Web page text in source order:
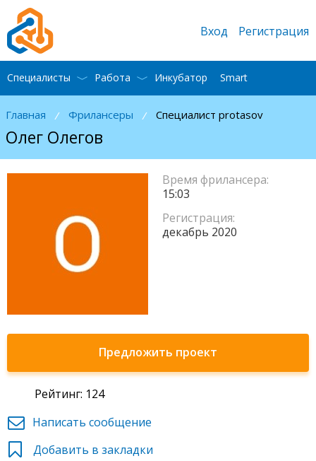
Главная / Фрилансеры / Специалист protasov
Олег Олегов
Время фрилансера:
15:03
Регистрация:
декабрь 2020
Предложить проект
Рейтинг: 124
Написать сообщение
Добавить в закладки
Вход Регистрация
Специалисты Работа Инкубатор Smart